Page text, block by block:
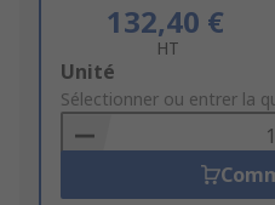
132,40 €
HT
Add
to
Basket
Unité
Sélectionner ou entrer la